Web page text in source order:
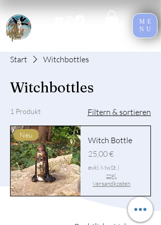
ME
NU
Start Witchbottles
Witchbottles
1 Produkt Filtern & sortieren
Neu
Witch Bottle
Preis
25,00 €
exkl. MwSt. |
zzgl.
Versandkosten